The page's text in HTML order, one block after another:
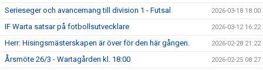
Serieseger och avancemang till division 1 - Futsal 2026-03-18 18:00
IF Warta satsar på fotbollsutvecklare 2026-03-12 16:22
Herr: Hisingsmästerskapen är över för den här gången. 2026-02-28 21:22
Årsmöte 26/3 - Wartagården kl. 18:00 2026-02-25 08:27